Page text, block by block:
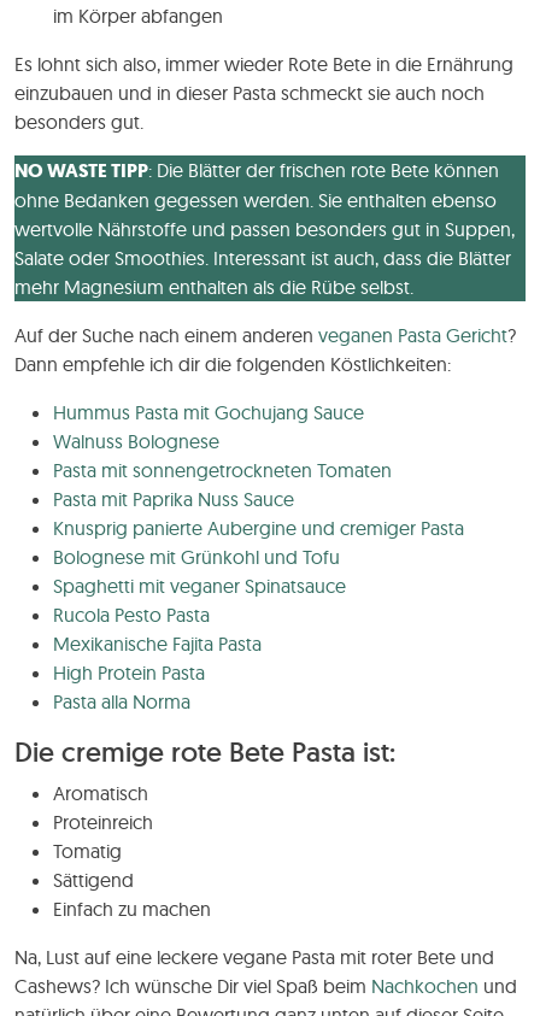
im Körper abfangen
Es lohnt sich also, immer wieder Rote Bete in die Ernährung
einzubauen und in dieser Pasta schmeckt sie auch noch
besonders gut.
NO WASTE TIPP: Die Blätter der frischen rote Bete können
ohne Bedanken gegessen werden. Sie enthalten ebenso
wertvolle Nährstoffe und passen besonders gut in Suppen,
Salate oder Smoothies. Interessant ist auch, dass die Blätter
mehr Magnesium enthalten als die Rübe selbst.
Auf der Suche nach einem anderen veganen Pasta Gericht?
Dann empfehle ich dir die folgenden Köstlichkeiten:
Hummus Pasta mit Gochujang Sauce
Walnuss Bolognese
Pasta mit sonnengetrockneten Tomaten
Pasta mit Paprika Nuss Sauce
Knusprig panierte Aubergine und cremiger Pasta
Bolognese mit Grünkohl und Tofu
Spaghetti mit veganer Spinatsauce
Rucola Pesto Pasta
Mexikanische Fajita Pasta
High Protein Pasta
Pasta alla Norma
Die cremige rote Bete Pasta ist:
Aromatisch
Proteinreich
Tomatig
Sättigend
Einfach zu machen
Na, Lust auf eine leckere vegane Pasta mit roter Bete und
Cashews? Ich wünsche Dir viel Spaß beim Nachkochen und